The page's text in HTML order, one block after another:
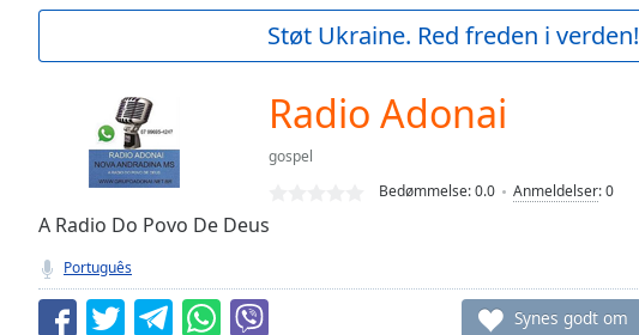
Current
TypeLIVE
live,
currently
behind
LIVE
Støt Ukraine. Red freden i verden!
Radio Adonai
gospel
Bedømmelse:0.0 Anmeldelser:0
A Radio Do Povo De Deus
Português
Synes godt om